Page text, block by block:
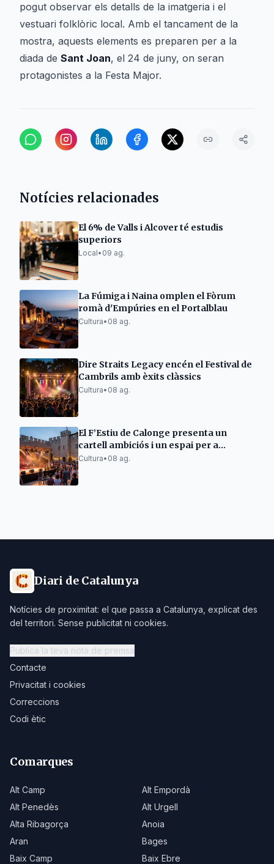
pogut observar els detalls de la imatgeria i el
vestuari folklòric local. Amb el tancament de la
mostra, aquests elements es preparen per a la
diada de Sant Joan, el 24 de juny, on seran
protagonistes a la Festa Major.
Notícies relacionades
El 6% de Valls i Alcover té estudis
superiors
Local• 09 ag.
La Fúmiga i Naina omplen el Fòrum
romà d'Empúries en el Portalblau
Cultura• 08 ag.
Dire Straits Legacy encén el Festival de
Cambrils amb èxits clàssics
Cultura• 08 ag.
El F’Estiu de Calonge presenta un
cartell ambiciós i un espai per a
emergents
Cultura• 08 ag.
Diari de Catalunya
Notícies de proximitat: el que passa a Catalunya, explicat des
del territori. Sense publicitat ni cookies.
Publica la teva nota de premsa
Contacte
Privacitat i cookies
Correccions
Codi ètic
Comarques
Alt Camp
Alt Empordà
Alt Penedès
Alt Urgell
Alta Ribagorça
Anoia
Aran
Bages
Baix Camp
Baix Ebre